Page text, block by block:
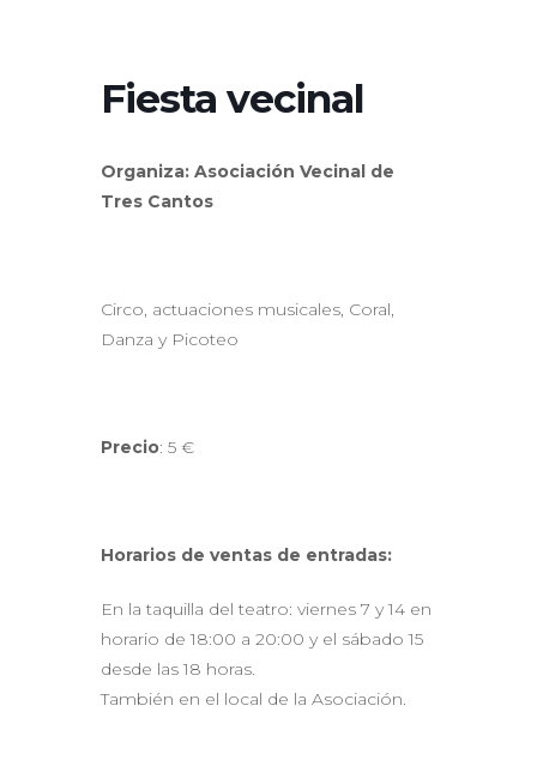
Fiesta vecinal
Organiza: Asociación Vecinal de
Tres Cantos
Circo, actuaciones musicales, Coral,
Danza y Picoteo
Precio: 5 €
Horarios de ventas de entradas:
En la taquilla del teatro: viernes 7 y 14 en
horario de 18:00 a 20:00 y el sábado 15
desde las 18 horas.
También en el local de la Asociación.